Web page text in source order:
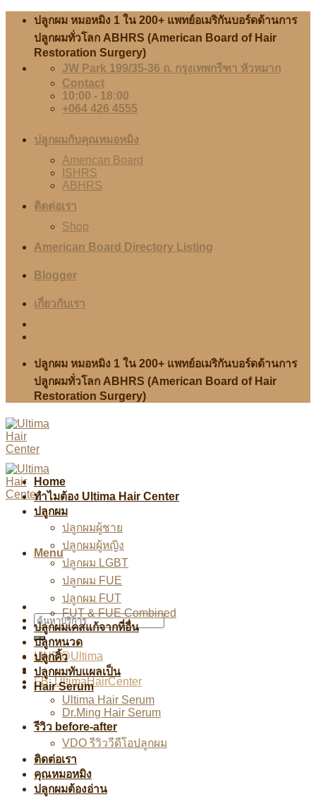
Skip
content
ปลูกผม หมอหมิง 1 ใน 200+ แพทย์อเมริกันบอร์ดด้านการ
ปลูกผมทั่วโลก ABHRS (American Board of Hair
Restoration Surgery)
JW Park 199/35-36 ถ. กรุงเทพกรีฑา หัวหมาก
Contact
10:00 - 18:00
+064 426 4555
ปลูกผมกับคุณหมอหมิง
American Board
ISHRS
ABHRS
ติดต่อเรา
Shop
American Board Directory Listing
Blogger
เกี่ยวกับเรา
ปลูกผม หมอหมิง 1 ใน 200+ แพทย์อเมริกันบอร์ดด้านการ
ปลูกผมทั่วโลก ABHRS (American Board of Hair
Restoration Surgery)
Menu
LINE@Ultima
FB: UltimaHairCenter
Home
ทำไมต้อง Ultima Hair Center
ปลูกผม
ปลูกผมผู้ชาย
ปลูกผมผู้หญิง
ปลูกผม LGBT
ปลูกผม FUE
ปลูกผม FUT
FUT & FUE Combined
ปลูกผมเคสแก้จากที่อื่น
ปลูกหนวด
ปลูกคิ้ว
ปลูกผมทับแผลเป็น
Hair Serum
Ultima Hair Serum
Dr.Ming Hair Serum
รีวิว before-after
VDO รีวิววีดีโอปลูกผม
ติดต่อเรา
คุณหมอหมิง
ปลูกผมต้องอ่าน